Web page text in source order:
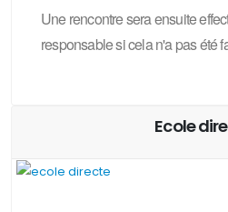
Une rencontre sera ensuite
responsable si cela n'a pas été
Ecole